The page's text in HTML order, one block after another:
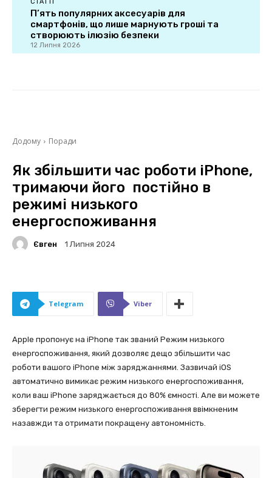
П’ять популярних аксесуарів для
смартфонів, що лише марнують гроші та
створюють ілюзію безпеки
12 Липня 2026